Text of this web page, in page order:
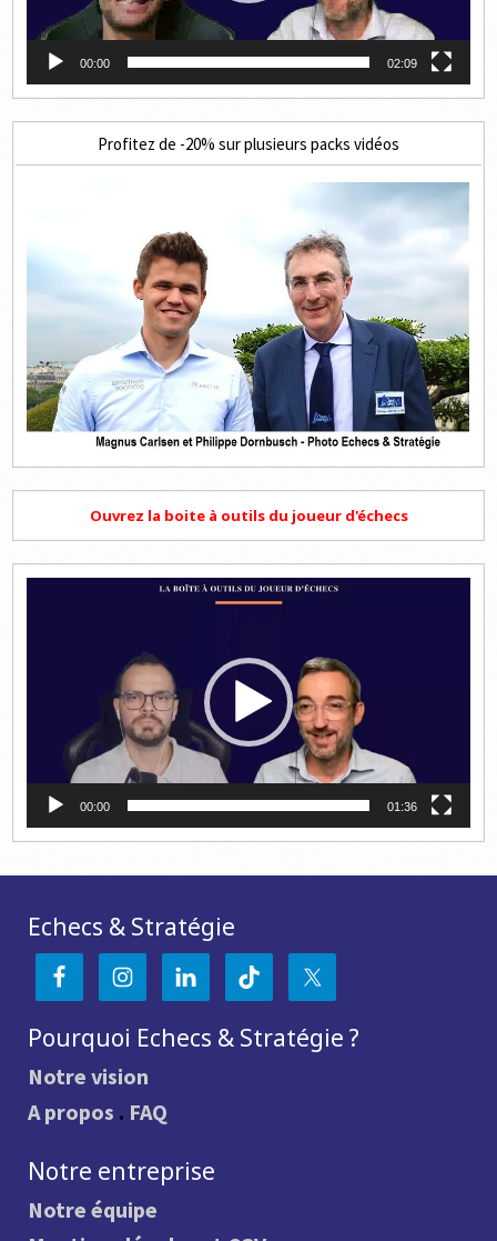
00:00 02:09
Profitez de -20% sur plusieurs packs vidéos
Ouvrez la boite à outils du joueur d'échecs
00:00 01:36
Echecs & Stratégie
Pourquoi Echecs & Stratégie ?
Notre vision
A propos . FAQ
Notre entreprise
Notre équipe